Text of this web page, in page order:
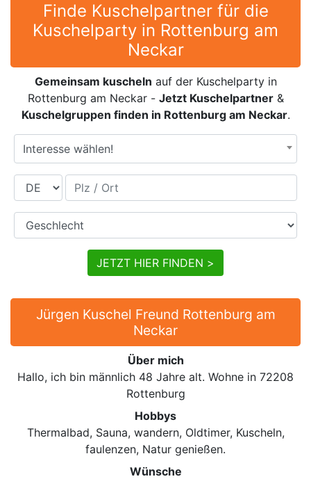
Finde Kuschelpartner für die
Kuschelparty in Rottenburg am
Neckar
Gemeinsam kuscheln auf der Kuschelparty in
Rottenburg am Neckar - Jetzt Kuschelpartner&
Kuschelgruppen finden in Rottenburg am Neckar.
Interesse wählen!
Land Plz / Ort
Geschlecht
JETZT HIER FINDEN >
Jürgen Kuschel Freund Rottenburg am
Neckar
Über mich
Hallo, ich bin männlich 48 Jahre alt. Wohne in 72208
Rottenburg
Hobbys
Thermalbad, Sauna, wandern, Oldtimer, Kuscheln,
faulenzen, Natur genießen.
Wünsche